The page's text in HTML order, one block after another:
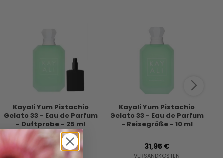
Kayali Yum Pistachio
Gelato 33 - Eau de Parfum
- Duftprobe - 25 ml
63,95 €
VERSANDKOSTEN
Kayali Yum Pistachio
Gelato 33 - Eau de Parfum
- Reisegröße - 10 ml
31,95 €
VERSANDKOSTEN